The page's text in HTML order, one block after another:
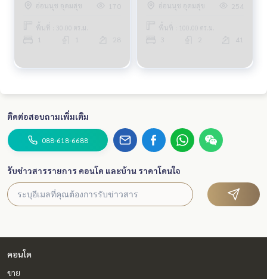
อ่อนนุช อุดมสุข 170
พื้นที่ : 30.00 ตร.ม.
28
อ่อนนุช อุดมสุข 254
พื้นที่ : 100.00 ตร.ม.
41
ติดต่อสอบถามเพิ่มเติม
088-618-6688
รับข่าวสารรายการ คอนโด และบ้าน ราคาโดนใจ
คอนโด
ขาย